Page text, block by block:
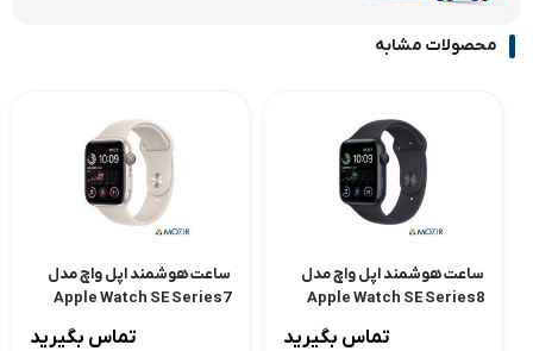
محصولات مشابه
ساعت هوشمند اپل واچ مدل
Apple Watch SE Series8
تماس بگیرید
ساعت هوشمند اپل واچ مدل
Apple Watch SE Series7
تماس بگیرید